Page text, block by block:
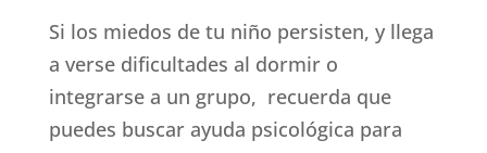
Si los miedos de tu niño persisten, y llega
a verse dificultades al dormir o
integrarse a un grupo, recuerda que
puedes buscar ayuda psicológica para